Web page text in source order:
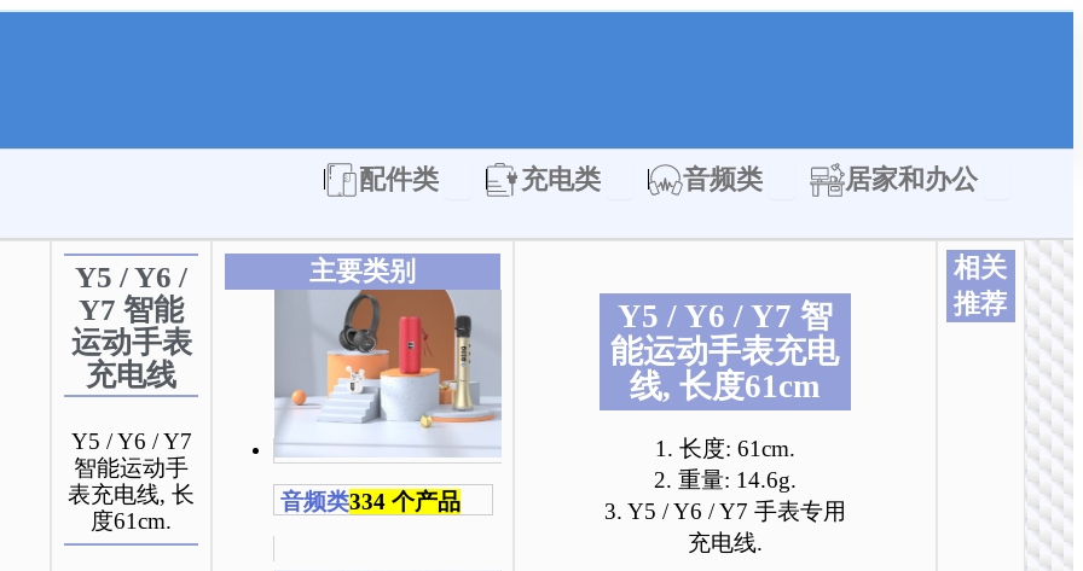
配件类 Open 配件类充电类 Open 充电类音频类 Open 音频类居家和办公
Y5 / Y6 /
Y7 智能
运动手表
充电线
Y5 / Y6 / Y7
智能运动手
表充电线, 长
度61cm.
主要类别
音频类334 个产品
Y5 / Y6 / Y7 智
能运动手表充电
线, 长度61cm
1. 长度: 61cm.
2. 重量: 14.6g.
3. Y5 / Y6 / Y7 手表专用
充电线.
相关
推荐
本
产
品
有
多
种
变
体
可
本
产
品
有
多
种
变
体
可
本
产
品
有
多
种
变
体
可
本
产
品
有
多
种
变
体
可
本
产
品
有
多
种
变
体
可
本
产
品
有
多
种
变
体
可